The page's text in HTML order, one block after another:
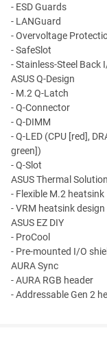
- ESD Guards
- LANGuard
- Overvoltage
- SafeSlot
- Stainless-Steel Back
ASUS Q-Design
- M.2 Q-Latch
- Q-Connector
- Q-DIMM
- Q-LED (CPU [red],
green])
- Q-Slot
ASUS Thermal Solution
- Flexible M.2 heatsink
- VRM heatsink design
ASUS EZ DIY
- ProCool
- Pre-mounted I/O
AURA Sync
- AURA RGB header
- Addressable Gen 2